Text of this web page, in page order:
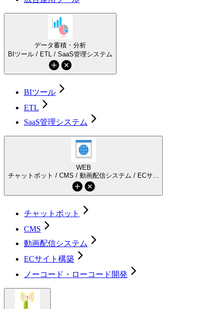
データ蓄積・分析
BIツール / ETL / SaaS管理システム
BIツール
ETL
SaaS管理システム
WEB
チャットボット / CMS / 動画配信システム / ECサ...
チャットボット
CMS
動画配信システム
ECサイト構築
ノーコード・ローコード開発